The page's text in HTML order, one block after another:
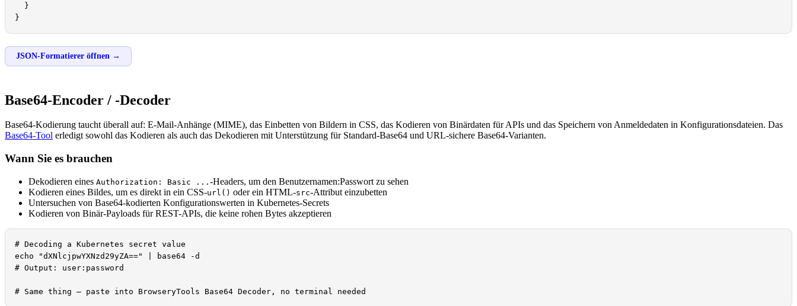
  }
}
JSON-Formatierer öffnen →
Base64-Encoder / -Decoder
Base64-Kodierung taucht überall auf: E-Mail-Anhänge (MIME), das Einbetten von Bildern in CSS, das Kodieren von Binärdaten für APIs und das Speichern von Anmeldedaten in Konfigurationsdateien. Das
Base64-Tool erledigt sowohl das Kodieren als auch das Dekodieren mit Unterstützung für Standard-Base64 und URL-sichere Base64-Varianten.
Wann Sie es brauchen
Dekodieren eines Authorization: Basic ... -Headers, um den Benutzernamen:Passwort zu sehen
Kodieren eines Bildes, um es direkt in ein CSS-url() oder ein HTML-src-Attribut einzubetten
Untersuchen von Base64-kodierten Konfigurationswerten in Kubernetes-Secrets
Kodieren von Binär-Payloads für REST-APIs, die keine rohen Bytes akzeptieren
# Decoding a Kubernetes secret value
echo "dXNlcjpwYXNzd29yZA==" | base64 -d
# Output: user:password
# Same thing — paste into BrowseryTools Base64 Decoder, no terminal needed